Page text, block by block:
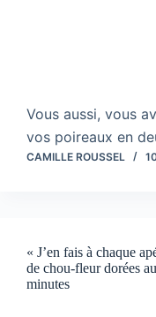
Vous aussi, vous
vos poireaux en
CAMILLE ROUSSEL
« J’en fais à chaque
de chou-fleur dorées
minutes